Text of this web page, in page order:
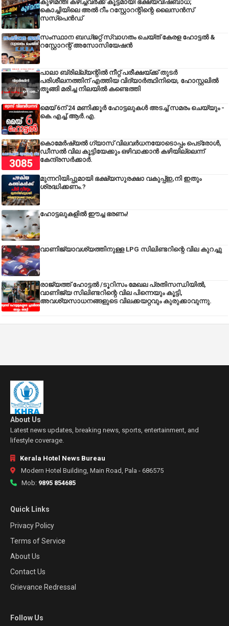
കുഴിമന്തി കഴിച്ചവർക്ക് കൂട്ടമായി ഭക്ഷ്യവിഷബാധ;
കൊച്ചിയിലെ അൽ റീം റസ്റ്റോറന്റിന്റെ ലൈസൻസ്
സസ്പെൻഡ്
സംസ്ഥാന ബഡ്‌ജറ്റ് സ്വാഗതം ചെയ്ത് കേരള ഹോട്ടൽ &
റസ്റ്റോറന്റ് അസോസിയേഷൻ
പാലാ ബ്രില്ല്യന്റിൽ നീറ്റ് പരീക്ഷയ്ക്ക് തുടർ
പരിശീലനത്തിന് എത്തിയ വിദ്യാർത്ഥിനിയെ, ഹോസ്റ്റലിൽ
തൂങ്ങി മരിച്ച നിലയിൽ കണ്ടെത്തി
മെയ് 6ന് 24 മണിക്കൂർ ഹോട്ടലുകൾ അടച്ച് സമരം ചെയ്യും -
കെ.എച്ച്.ആർ.എ.
കൊമേർഷ്യൽ ഗ്യാസ് വിലവർധനയോടൊപ്പം പെട്രോൾ,
ഡീസല്‍ വില കൂട്ടിയേക്കും ഒഴിവാക്കാന്‍ കഴിയില്ലെന്ന്
കേന്ദ്രസര്‍ക്കാര്‍.
മുന്നറിയിപ്പുമായി ഭക്ഷ്യസുരക്ഷാ വകുപ്പ്ഇ,നി ഇതും
ശ്രദ്ധിക്കണം.?
ഹോട്ടലുകളിൽ ഈച്ച ഭരണം!
വാണിജ്യാവശ്യത്തിനുള്ള LPG സിലിണ്ടറിന്റെ വില കുറച്ചു
രാജ്യത്ത് ഹോട്ടൽ /ടൂറിസം മേഖല പ്രതിസന്ധിയിൽ,
വാണിജ്യ സിലിണ്ടറിന്റെ വില പിന്നെയും കൂട്ടി,
അവശ്യസാധനങ്ങളുടെ വിലക്കയറ്റവും കുരുക്കാവുന്നു.
About Us
Latest news updates, breaking news, sports, entertainment, and
lifestyle coverage.
Kerala Hotel News Bureau
Modern Hotel Building, Main Road, Pala - 686575
Mob: 9895 854685
Quick Links
Privacy Policy
Terms of Service
About Us
Contact Us
Grievance Redressal
Follow Us